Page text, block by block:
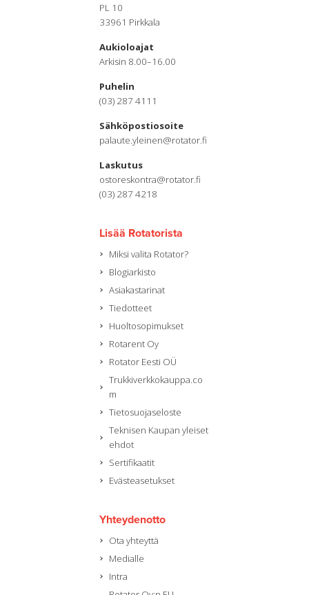
PL 10
33961 Pirkkala
Aukioloajat
Arkisin 8.00–16.00
Puhelin
(03) 287 4111
Sähköpostiosoite
palaute.yleinen@rotator.fi
Laskutus
ostoreskontra@rotator.fi
(03) 287 4218
Lisää Rotatorista
Miksi valita Rotator?
Blogiarkisto
Asiakastarinat
Tiedotteet
Huoltosopimukset
Rotarent Oy
Rotator Eesti OÜ
Trukkiverkkokauppa.co
m
Tietosuojaseloste
Teknisen Kaupan yleiset
ehdot
Sertifikaatit
Evästeasetukset
Yhteydenotto
Ota yhteyttä
Medialle
Intra